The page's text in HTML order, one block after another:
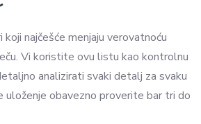
najčešće menjaju verovatnoću
Vi koristite ovu listu kao kontrolnu
analizirati svaki detalj za svaku
uloženje obavezno proverite bar tri do